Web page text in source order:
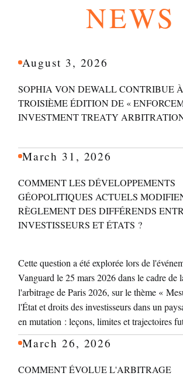
NEWS
August 3, 2026
SOPHIA VON DEWALL CONTRIBUE
TROISIÈME ÉDITION DE «
INVESTMENT TREATY
March 31, 2026
COMMENT LES DÉVELOPPEMENTS
GÉOPOLITIQUES ACTUELS
RÈGLEMENT DES DIFFÉRENDS
INVESTISSEURS ET ÉTATS ?
Cette question a été explorée lors de
Vanguard le 25 mars 2026 dans le cadre de
l'arbitrage de Paris 2026, sur le thème «
l'État et droits des investisseurs dans un
en mutation : leçons, limites et trajectoires
March 26, 2026
COMMENT ÉVOLUE L'ARBITRAGE